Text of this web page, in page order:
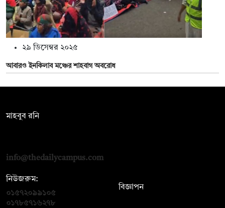
২৯ ডিসেম্বর ২০২৫
আবারও ইনকিলাব মঞ্চের শাহবাগ অবরোধ
মাহবুব রনি
info@thedailycampus.com
নিউজরুম:
০১৫৭২০৯৯১০৫
০১৭৮৫৭১৬২৭৮
বিজ্ঞাপন